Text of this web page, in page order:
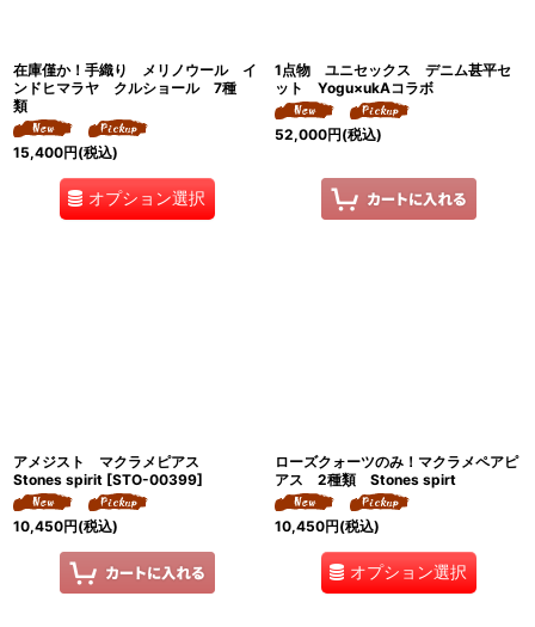
在庫僅か！手織り メリノウール イ
ンドヒマラヤ クルショール 7種
類
15,400円(税込)
オプション選択
1点物 ユニセックス デニム甚平セ
ット Yogu×ukAコラボ
52,000円(税込)
アメジスト マクラメピアス
Stones spirit [STO-00399]
10,450円(税込)
ローズクォーツのみ！マクラメペアピ
アス 2種類 Stones spirt
10,450円(税込)
オプション選択